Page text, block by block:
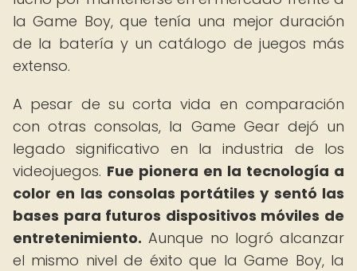
la Game Boy, que tenía una mejor duración
de la batería y un catálogo de juegos más
extenso.
A pesar de su corta vida en comparación
con otras consolas, la Game Gear dejó un
legado significativo en la industria de los
videojuegos. Fue pionera en la tecnología a
color en las consolas portátiles y sentó las
bases para futuros dispositivos móviles de
entretenimiento. Aunque no logró alcanzar
el mismo nivel de éxito que la Game Boy, la